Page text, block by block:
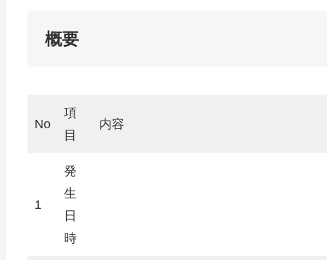
概要
No
項
目
内容
1
発
生
日
時